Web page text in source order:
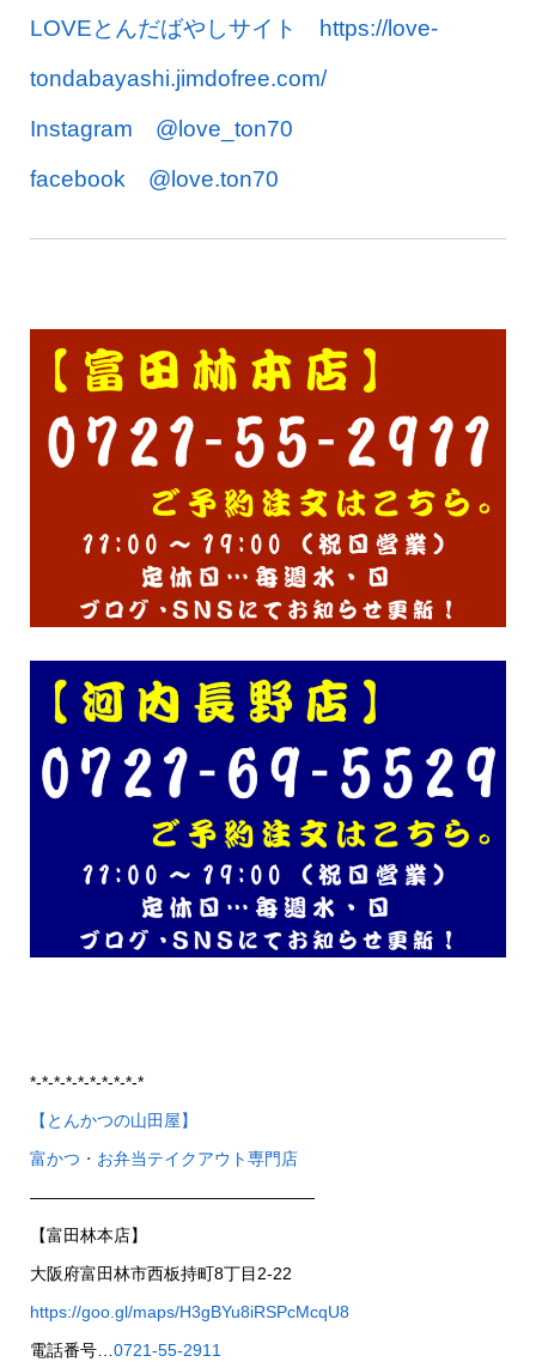
LOVEとんだばやしサイト https://love-
tondabayashi.jimdofree.com/
Instagram @love_ton70
facebook @love.ton70
*-*-*-*-*-*-*-*-*-*
【とんかつの山田屋】
富かつ・お弁当テイクアウト専門店
—————————————————
【富田林本店】
大阪府富田林市西板持町8丁目2-22
https://goo.gl/maps/H3gBYu8iRSPcMcqU8
電話番号…0721-55-2911